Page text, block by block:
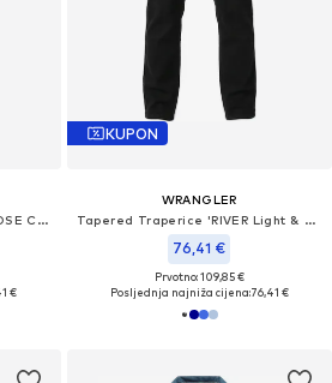
Loosefit Cargo hlače 'CJ LOOSE CARGO'
€
KUPON
WRANGLER
Tapered Traperice 'RIVER Light & Soft Denim'
76,41 €
Prvotno: 109,85 €
Posljednja najniža cijena:76,41 €